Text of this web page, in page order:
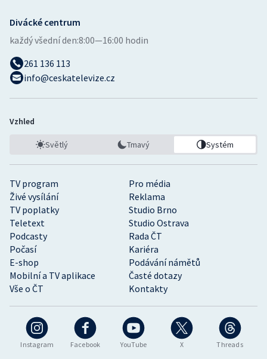
Instagram Facebook YouTube X Threads
TV program
Pro média
Živé vysílání
Reklama
TV poplatky
Studio Brno
Teletext
Studio Ostrava
Podcasty
Rada ČT
Počasí
Kariéra
E-shop
Podávání námětů
Mobilní a TV aplikace
Časté dotazy
Vše o ČT
Kontakty
Divácké centrum
každý všední den:8:00—16:00 hodin
261 136 113
info@ceskatelevize.cz
Vzhled
Světlý Tmavý Systém